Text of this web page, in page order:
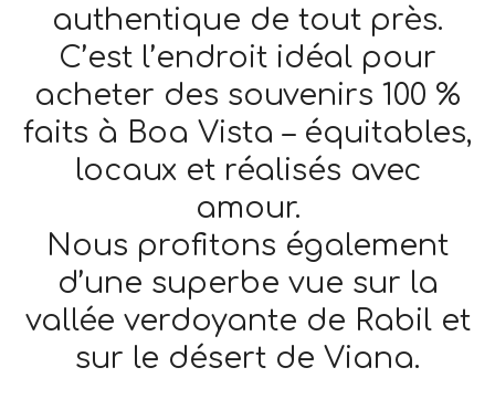
authentique de tout près.
C’est l’endroit idéal pour
acheter des souvenirs 100 %
faits à Boa Vista – équitables,
locaux et réalisés avec
amour.
Nous profitons également
d’une superbe vue sur la
vallée verdoyante de Rabil et
sur le désert de Viana.